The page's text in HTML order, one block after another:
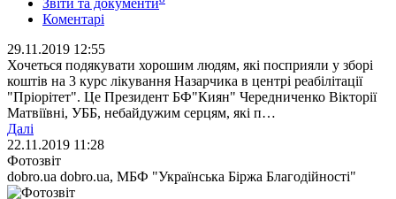
Коментарі
29.11.2019 12:55
Хочеться подякувати хорошим людям, які посприяли у зборі
коштів на 3 курс лікування Назарчика в центрі реабілітації
"Пріорітет". Це Президент БФ"Киян" Чередниченко Вікто­рії
Матвіївні, УББ, небайдужим серцям, які п…
Далі
22.11.2019 11:28
Фотозвіт
dobro.ua dobro.ua, МБФ "Українська Біржа Благодійності"